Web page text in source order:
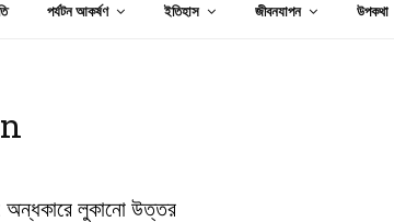
পর্যটন আকর্ষণ ইতিহাস জীবনযাপন উপকথা
অন্ধকারে লুকানো উত্তর